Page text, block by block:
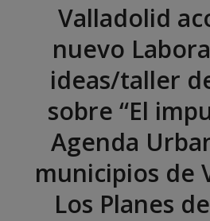
Valladolid
nuevo
ideas/taller
sobre “El
Agenda
municipios de
Los Planes